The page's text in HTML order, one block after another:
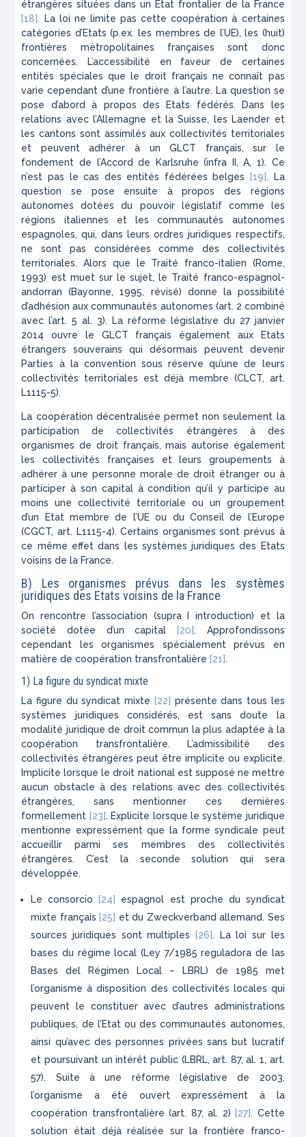
étrangères situées dans un Etat frontalier de la France
[18]. La loi ne limite pas cette coopération à certaines
catégories d’Etats (p.ex. les membres de l’UE), les (huit)
frontières métropolitaines françaises sont donc
concernées. L’accessibilité en faveur de certaines
entités spéciales que le droit français ne connaît pas
varie cependant d’une frontière à l’autre. La question se
pose d’abord à propos des Etats fédérés. Dans les
relations avec l’Allemagne et la Suisse, les Laender et
les cantons sont assimilés aux collectivités territoriales
et peuvent adhérer à un GLCT français, sur le
fondement de l’Accord de Karlsruhe (infra II, A, 1). Ce
n’est pas le cas des entités fédérées belges
[19]. La
question se pose ensuite à propos des régions
autonomes dotées du pouvoir législatif comme les
régions italiennes et les communautés autonomes
espagnoles, qui, dans leurs ordres juridiques respectifs,
ne sont pas considérées comme des collectivités
territoriales. Alors que le Traité franco-italien (Rome,
1993) est muet sur le sujet, le Traité franco-espagnol-
andorran (Bayonne, 1995, révisé) donne la possibilité
d’adhésion aux communautés autonomes (art. 2 combiné
avec l’art. 5 al. 3). La réforme législative du 27 janvier
2014 ouvre le GLCT français également aux Etats
étrangers souverains qui désormais peuvent devenir
Parties à la convention sous réserve qu’une de leurs
collectivités territoriales est déjà membre (CLCT, art.
L1115-5).
La coopération décentralisée permet non seulement la
participation de collectivités étrangères à des
organismes de droit français, mais autorise également
les collectivités françaises et leurs groupements à
adhérer à une personne morale de droit étranger ou à
participer à son capital à condition qu’il y participe au
moins une collectivité territoriale ou un groupement
d’un Etat membre de l’UE ou du Conseil de l’Europe
(CGCT, art. L1115-4). Certains organismes sont prévus à
ce même effet dans les systèmes juridiques des Etats
voisins de la France.
B) Les organismes prévus dans les systèmes
juridiques des Etats voisins de la France
On rencontre l’association (supra I introduction) et la
société dotée d’un capital
[20]. Approfondissons
cependant les organismes spécialement prévus en
matière de coopération transfrontalière [21].
1) La figure du syndicat mixte
La figure du syndicat mixte [22] présente dans tous les
systèmes juridiques considérés, est sans doute la
modalité juridique de droit commun la plus adaptée à la
coopération transfrontalière. L’admissibilité des
collectivités étrangères peut être implicite ou explicite.
Implicite lorsque le droit national est supposé ne mettre
aucun obstacle à des relations avec des collectivités
étrangères, sans mentionner ces dernières
formellement [23]. Explicite lorsque le système juridique
mentionne expressément que la forme syndicale peut
accueillir parmi ses membres des collectivités
étrangères. C’est la seconde solution qui sera
développée.
Le consorcio [24]
espagnol est proche du syndicat
mixte français [25] et du Zweckverband allemand. Ses
sources juridiques sont multiples
[26]. La loi sur les
bases du régime local (Ley 7/1985 reguladora de las
Bases del Régimen Local – LBRL) de 1985 met
l’organisme à disposition des collectivités locales qui
peuvent le constituer avec d’autres administrations
publiques, de l’Etat ou des communautés autonomes,
ainsi qu’avec des personnes privées sans but lucratif
et poursuivant un intérêt public (LBRL, art. 87, al. 1, art.
57). Suite à une réforme législative de 2003,
l’organisme a été ouvert expressément à la
coopération transfrontalière (art. 87, al. 2) [27]. Cette
solution était déjà réalisée sur la frontière franco-